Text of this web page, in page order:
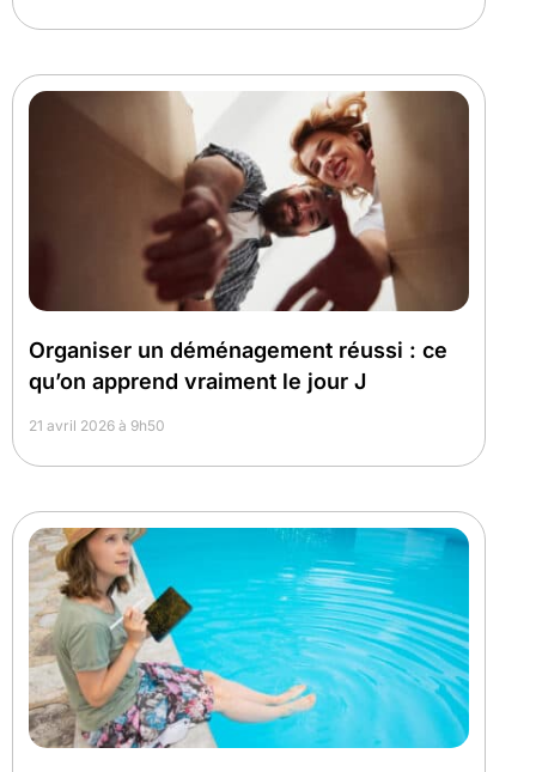
Organiser un déménagement réussi : ce
qu’on apprend vraiment le jour J
21 avril 2026 à 9h50